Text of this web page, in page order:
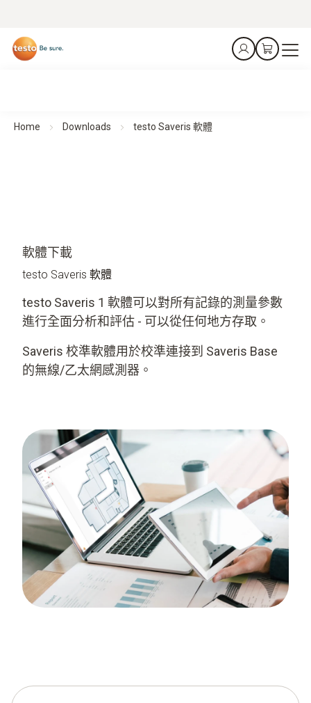
Home Downloads testo Saveris 軟體
軟體下載
testo Saveris 軟體
testo Saveris 1 軟體可以對所有記錄的測量參數
進行全面分析和評估 - 可以從任何地方存取。
Saveris 校準軟體用於校準連接到 Saveris Base
的無線/乙太網感測器。